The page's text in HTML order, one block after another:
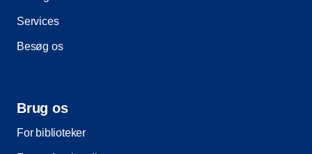
Services
Besøg os
Brug os
For biblioteker